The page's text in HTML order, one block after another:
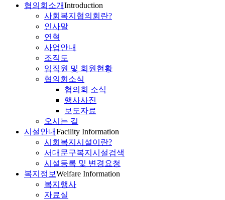
협의회소개Introduction
사회복지협의회란?
인사말
연혁
사업안내
조직도
임직원 및 회원현황
협의회소식
협의회 소식
행사사진
보도자료
오시는 길
시설안내Facility Information
시회복지시설이란?
서대문구복지시설검색
시설등록 및 변경요청
복지정보Welfare Information
복지행사
자료실